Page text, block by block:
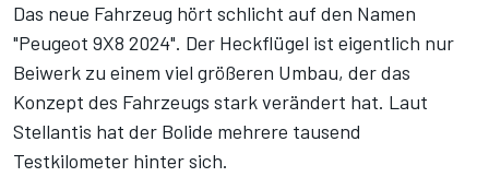
Das neue Fahrzeug hört schlicht auf den Namen
"Peugeot 9X8 2024". Der Heckflügel ist eigentlich nur
Beiwerk zu einem viel größeren Umbau, der das
Konzept des Fahrzeugs stark verändert hat. Laut
Stellantis hat der Bolide mehrere tausend
Testkilometer hinter sich.